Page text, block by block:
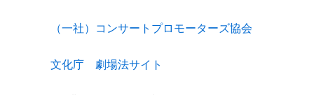
（一社）コンサートプロモーターズ協会
文化庁 劇場法サイト